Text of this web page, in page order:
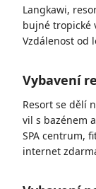
Langkawi,
bujné tropické
Vzdálenost od
Vybavení
Resort se dělí
vil s bazénem
SPA centrum,
internet